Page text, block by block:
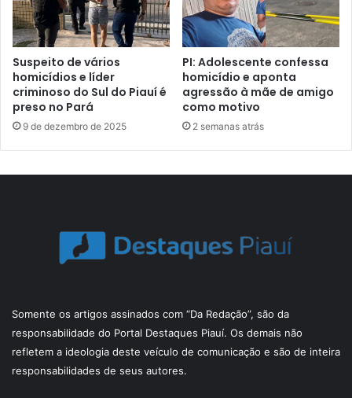
Suspeito de vários
homicídios e líder
criminoso do Sul do Piauí é
preso no Pará
9 de dezembro de 2025
PI: Adolescente confessa
homicídio e aponta
agressão à mãe de amigo
como motivo
2 semanas atrás
Somente os artigos assinados com “Da Redação”, são da
responsabilidade do Portal Destaques Piauí. Os demais não
refletem a ideologia deste veículo de comunicação e são de inteira
responsabilidades de seus autores.